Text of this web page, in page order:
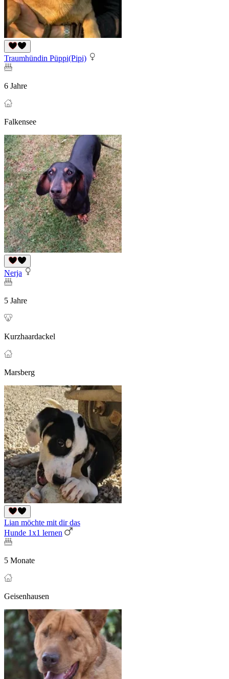
Traumhündin Püppi(Pipi)
6 Jahre
Falkensee
Nerja
5 Jahre
Kurzhaardackel
Marsberg
Lian möchte mit dir das
Hunde 1x1 lernen
5 Monate
Geisenhausen